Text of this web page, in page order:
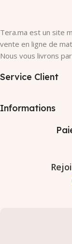
Tera.ma est un site
vente en ligne de
Nous vous livrons
Service Client
Informations